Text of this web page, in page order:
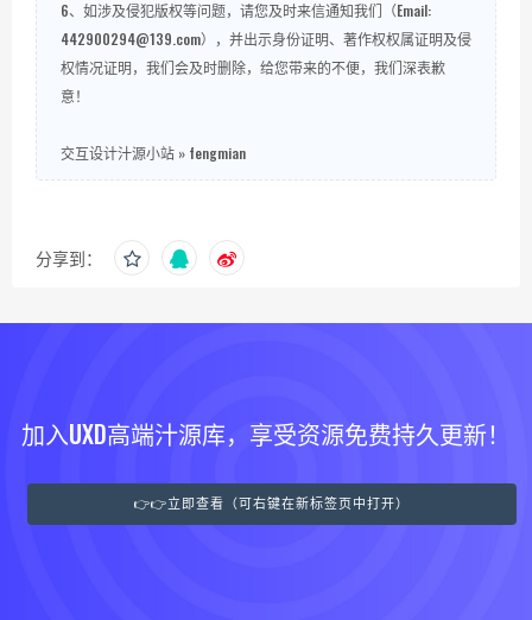
6、如涉及侵犯版权等问题，请您及时来信通知我们（Email:
442900294@139.com），并出示身份证明、著作权权属证明及侵
权情况证明，我们会及时删除，给您带来的不便，我们深表歉
意！
交互设计汁源小站 » fengmian
分享到：
加入UXD高端汁源库，享受资源免费持久更新！
👉👉立即查看（可右键在新标签页中打开）